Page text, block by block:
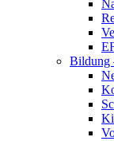
Bildung